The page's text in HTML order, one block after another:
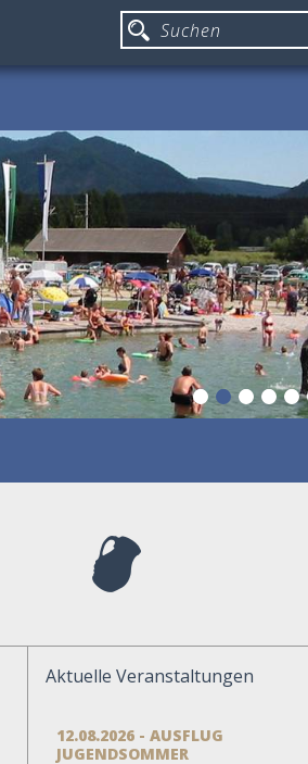
Aktuelle Veranstaltungen
12.08.2026 - AUSFLUG
JUGENDSOMMER